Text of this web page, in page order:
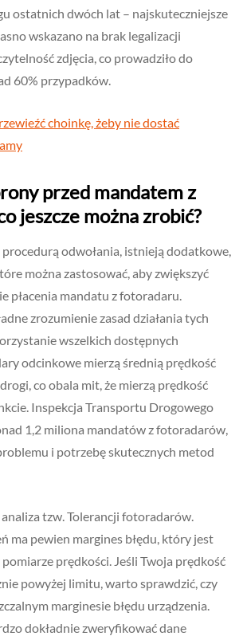
ostatnich dwóch lat – najskuteczniejsze
wskazano na brak legalizacji
zdjęcia, co prowadziło do
60% przypadków.
choinkę, żeby nie dostać
przed mandatem z
jeszcze można zrobić?
odwołania, istnieją dodatkowe,
można zastosować, aby zwiększyć
płacenia mandatu z fotoradaru.
zrozumienie zasad działania tych
wszelkich dostępnych
odcinkowe mierzą średnią prędkość
co obala mit, że mierzą prędkość
Inspekcja Transportu Drogowego
1,2 miliona mandatów z fotoradarów,
i potrzebę skutecznych metod
tzw. Tolerancji fotoradarów.
ma pewien margines błędu, który jest
prędkości. Jeśli Twoja prędkość
powyżej limitu, warto sprawdzić, czy
marginesie błędu urządzenia.
dokładnie zweryfikować dane